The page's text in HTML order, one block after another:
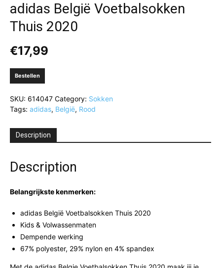
adidas België Voetbalsokken
Thuis 2020
€17,99
Bestellen
SKU: 614047 Category: Sokken
Tags: adidas, België, Rood
Description
Description
Belangrijkste kenmerken:
adidas België Voetbalsokken Thuis 2020
Kids & Volwassenmaten
Dempende werking
67% polyester, 29% nylon en 4% spandex